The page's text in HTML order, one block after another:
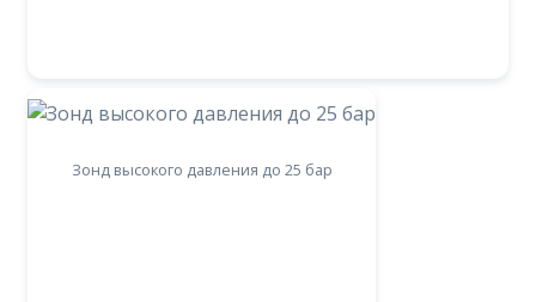
Зонд высокого давления до 25 бар